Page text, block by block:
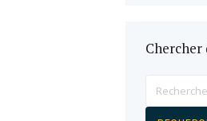
Chercher